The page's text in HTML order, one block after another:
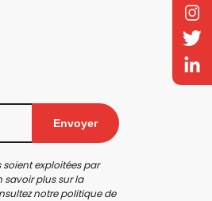
Envoyer
exploitées par
savoir plus sur la
notrepolitique de